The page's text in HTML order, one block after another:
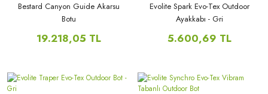
Bestard Canyon Guide Akarsu
Botu
19.218,05 TL
Evolite Spark Evo-Tex Outdoor
Ayakkabı - Gri
5.600,69 TL